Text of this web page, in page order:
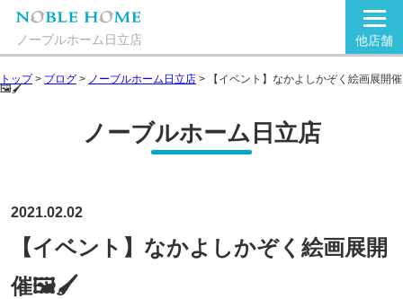
ノーブルホーム日立店 他店舗
トップ> ブログ > ノーブルホーム日立店 > 【イベント】なかよしかぞく絵画展開催
🖼🖌
ノーブルホーム日立店
2021.02.02
【イベント】なかよしかぞく絵画展開
催🖼🖌